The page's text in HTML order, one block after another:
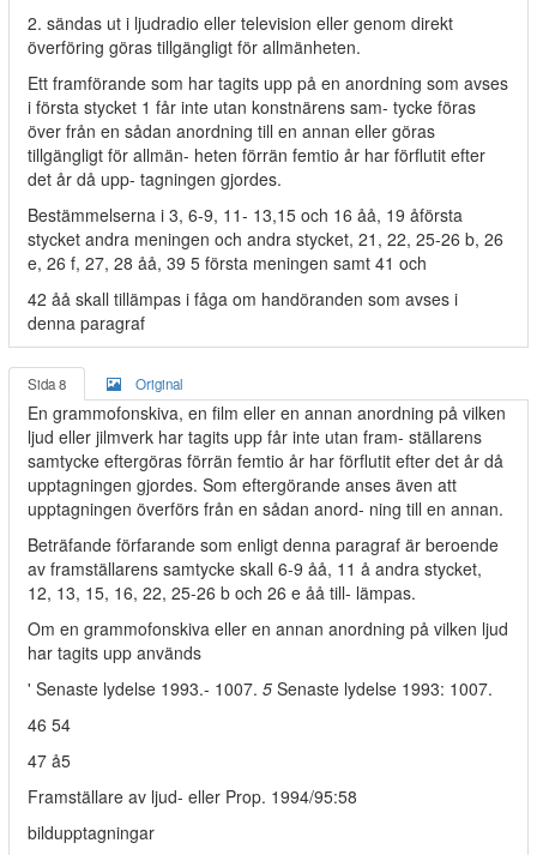
2. sändas ut i ljudradio eller television eller genom direkt
överföring göras tillgängligt för allmänheten.
Ett framförande som har tagits upp på en anordning som avses
i första stycket 1 får inte utan konstnärens sam- tycke föras
över från en sådan anordning till en annan eller göras
tillgängligt för allmän- heten förrän femtio år har förflutit efter
det år då upp- tagningen gjordes.
Bestämmelserna i 3, 6-9, 11- 13,15 och 16 åå, 19 åförsta
stycket andra meningen och andra stycket, 21, 22, 25-26 b, 26
e, 26 f, 27, 28 åå, 39 5 första meningen samt 41 och
42 åå skall tillämpas i fåga om handöranden som avses i
denna paragraf
Sida 8 Original
En grammofonskiva, en film eller en annan anordning på vilken
ljud eller jilmverk har tagits upp får inte utan fram- ställarens
samtycke eftergöras förrän femtio år har förflutit efter det år då
upptagningen gjordes. Som eftergörande anses även att
upptagningen överförs från en sådan anord- ning till en annan.
Beträfande förfarande som enligt denna paragraf är beroende
av framställarens samtycke skall 6-9 åå, 11 å andra stycket,
12, 13, 15, 16, 22, 25-26 b och 26 e åå till- lämpas.
Om en grammofonskiva eller en annan anordning på vilken ljud
har tagits upp används
' Senaste lydelse 1993.- 1007. 5 Senaste lydelse 1993: 1007.
46 54
47 å5
Framställare av ljud- eller Prop. 1994/95:58
bildupptagningar